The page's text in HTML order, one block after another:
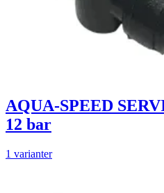
AQUA-SPEED
12 bar
1 varianter